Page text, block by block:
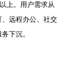
上。用户需求从
远程办公、社交
下沉。